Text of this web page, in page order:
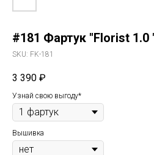
#181 Фартук "Florist
SKU: FK-181
3 390 ₽
Узнай свою выгоду*
Вышивка